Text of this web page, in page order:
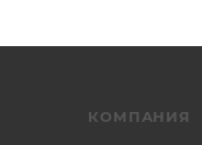
КОМПАНИЯ